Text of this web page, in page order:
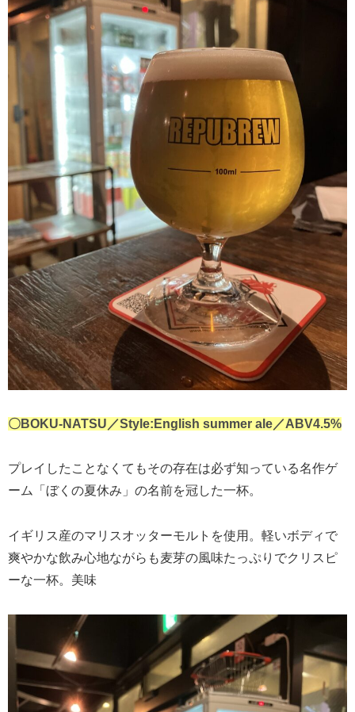
〇BOKU-NATSU／Style:English summer ale／ABV4.5%
プレイしたことなくてもその存在は必ず知っている名作ゲ
ーム「ぼくの夏休み」の名前を冠した一杯。
イギリス産のマリスオッターモルトを使用。軽いボディで
爽やかな飲み心地ながらも麦芽の風味たっぷりでクリスピ
ーな一杯。美味